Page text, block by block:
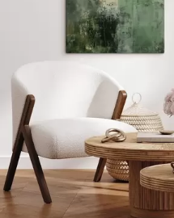
Hind Alates23.00€